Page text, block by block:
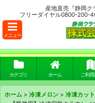
産地直売『静岡ク
フリーダイヤル0800-200-
メニュー
カテゴリ ホーム ご利
ホーム > 冷凍メロン > 冷凍カッ